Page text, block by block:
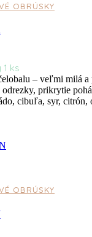
OBRÚSKY
ks
– veľmi milá
prikrytie
cibuľa, syr,
OBRÚSKY